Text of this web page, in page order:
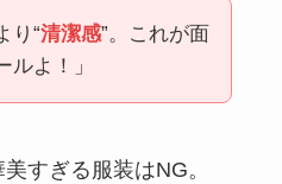
り“清潔感”。これが面
ルよ！」
すぎる服装はNG。